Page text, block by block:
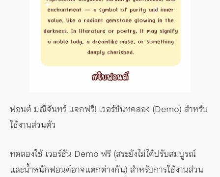
ฟอนต์ มณีจันทร์ แจกฟรี! เวอร์ชันทดลอง (Demo) สำหรับ
ใช้งานส่วนตัว
ทดลองใช้ เวอร์ชัน Demo ฟรี (สระยังไม่ได้ปรับสมบูรณ์
และน้ำหนักฟอนต์อาจแตกต่างกัน) สำหรับการใช้งานส่วน